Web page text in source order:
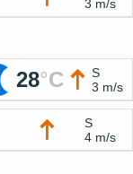
3 m/s
28°C
S
3 m/s
S
4 m/s